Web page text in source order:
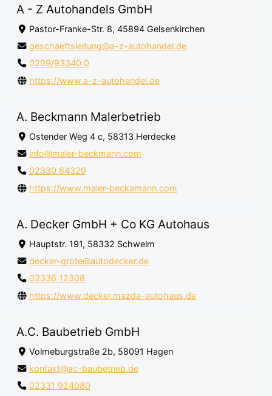
A - Z Autohandels GmbH
Pastor-Franke-Str. 8, 45894 Gelsenkirchen
geschaeftsleitung@a-z-autohandel.de
0209/93340 0
https://www.a-z-autohandel.de
A. Beckmann Malerbetrieb
Ostender Weg 4 c, 58313 Herdecke
info@maler-beckmann.com
02330 84329
https://www.maler-beckamann.com
A. Decker GmbH + Co KG Autohaus
Hauptstr. 191, 58332 Schwelm
decker-grote@autodecker.de
02336 12308
https://www.decker.mazda-autohaus.de
A.C. Baubetrieb GmbH
Volmeburgstraße 2b, 58091 Hagen
kontakt@ac-baubetrieb.de
02331 924080